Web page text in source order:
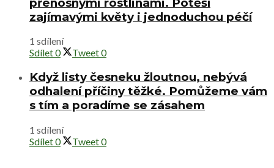
zajímavými květy i jednoduchou péčí
1 sdílení
Sdílet0 Tweet0
Když listy česneku žloutnou, nebývá
odhalení příčiny těžké. Pomůžeme vám
s tím a poradíme se zásahem
1 sdílení
Sdílet0 Tweet0